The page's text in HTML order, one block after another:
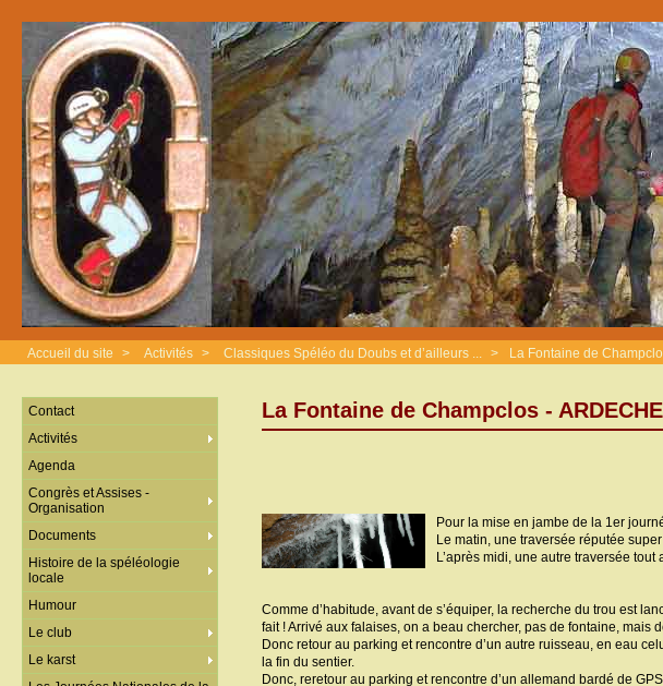
Accueil du site > Activités > Classiques Spéléo du Doubs et d’ailleurs ... > La Fontaine de
La Fontaine de Champclos - ARDECHE
Pour la mise en jambe de la 1er
Le matin, une traversée réputée
L’après midi, une autre traversée
Comme d’habitude, avant de s’équiper, la recherche du trou est
fait ! Arrivé aux falaises, on a beau chercher, pas de fontaine, mais
Donc retour au parking et rencontre d’un autre ruisseau, en eau
la fin du sentier.
Donc, reretour au parking et rencontre d’un allemand bardé de
Contact
Activités
Agenda
Congrès et Assises -
Organisation
Documents
Histoire de la spéléologie
locale
Humour
Le club
Le karst